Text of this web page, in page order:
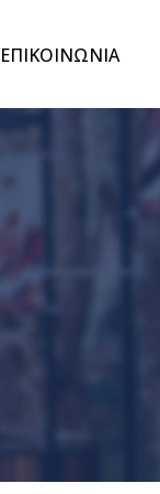
ΕΠΙΚΟΙΝΩΝΙΑ